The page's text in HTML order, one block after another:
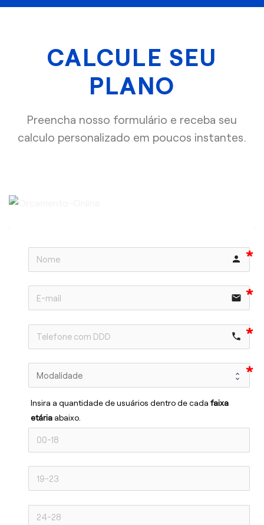
CALCULE SEU
PLANO
Preencha nosso formulário e receba seu
calculo personalizado em poucos instantes.
person
email
phone
Insira a quantidade de usuários dentro de cada faixa
etária abaixo.